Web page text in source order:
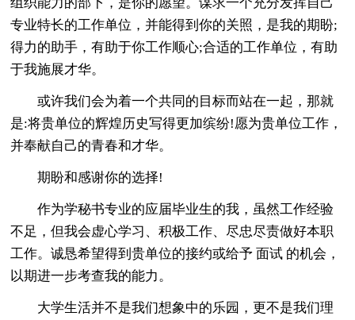
专业特长的工作单位，并能得到你的关照，是我的期盼;
得力的助手，有助于你工作顺心;合适的工作单位，有助
于我施展才华。
或许我们会为着一个共同的目标而站在一起，那就
是:将贵单位的辉煌历史写得更加缤纷!愿为贵单位工作，
并奉献自己的青春和才华。
期盼和感谢你的选择!
作为学秘书专业的应届毕业生的我，虽然工作经验
不足，但我会虚心学习、积极工作、尽忠尽责做好本职
工作。诚恳希望得到贵单位的接约或给予 面试 的机会，
以期进一步考查我的能力。
大学生活并不是我们想象中的乐园，更不是我们理